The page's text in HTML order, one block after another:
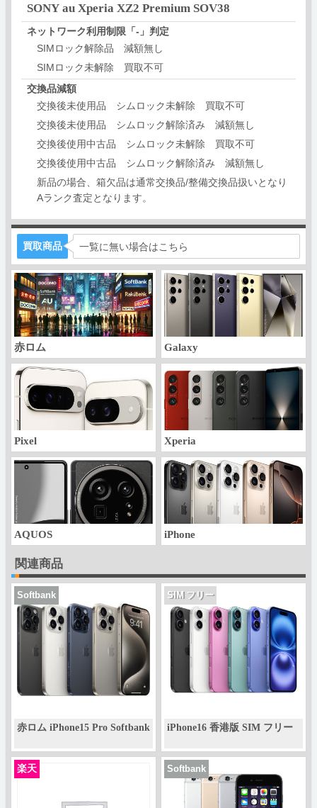
SONY au Xperia XZ2 Premium SOV38
ネットワーク利用制限「‐」判定
SIMロック解除品 減額無し
SIMロック未解除 買取不可
交換品減額
交換後未使用品 シムロック未解除 買取不可
交換後未使用品 シムロック解除済み 減額無し
交換後使用中古品 シムロック未解除 買取不可
交換後使用中古品 シムロック解除済み 減額無し
新品の場合、箱欠品は通常交換品/整備交換品扱いとなり
Aランク査定となります。
買取商品 一覧に無い場合はこちら
赤ロム Galaxy
Pixel Xperia
AQUOS iPhone
関連商品
Softbank
赤ロム iPhone15 Pro Softbank
SIM フリー
iPhone16 香港版 SIM フリー
楽天 Softbank